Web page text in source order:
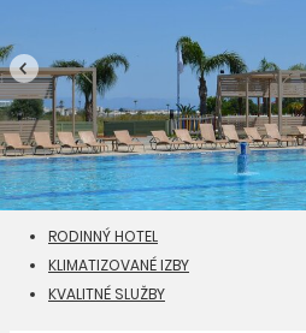
RODINNÝ HOTEL
KLIMATIZOVANÉ IZBY
KVALITNÉ SLUŽBY